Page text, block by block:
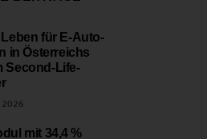
für E-Auto-
in Österreichs
Second-Life-
2026
mit 34,4 %